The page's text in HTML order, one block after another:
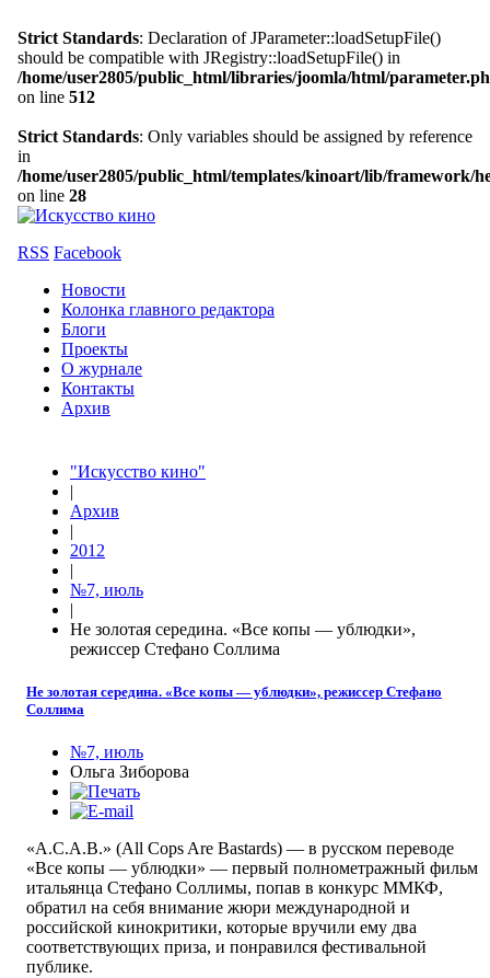
Strict Standards: Declaration of JParameter::loadSetupFile()
should be compatible with JRegistry::loadSetupFile() in
/home/user2805/public_html/libraries/joomla/html/
on line 512
Strict Standards: Only variables should be assigned by reference
in
/home/user2805/public_html/templates/kinoart/lib/framework/
on line 28
RSS Facebook
Новости
Колонка главного редактора
Блоги
Проекты
О журнале
Контакты
Архив
"Искусство кино"
|
Архив
|
2012
|
№7, июль
|
Не золотая середина. «Все копы — ублюдки»,
режиссер Стефано Соллима
Не золотая середина. «Все копы — ублюдки», режиссер Стефано
Соллима
№7, июль
Ольга Зиборова
«А.С.А.В.» (All Cops Are Bastards) — в русском переводе
«Все копы — ублюдки» — первый полнометражный фильм
итальянца Стефано Соллимы, попав в конкурс ММКФ,
обратил на себя внимание жюри международной и
российской кинокритики, которые вручили ему два
соответствующих приза, и понравился фестивальной
публике.